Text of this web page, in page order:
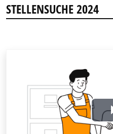
STELLENSUCHE 2024